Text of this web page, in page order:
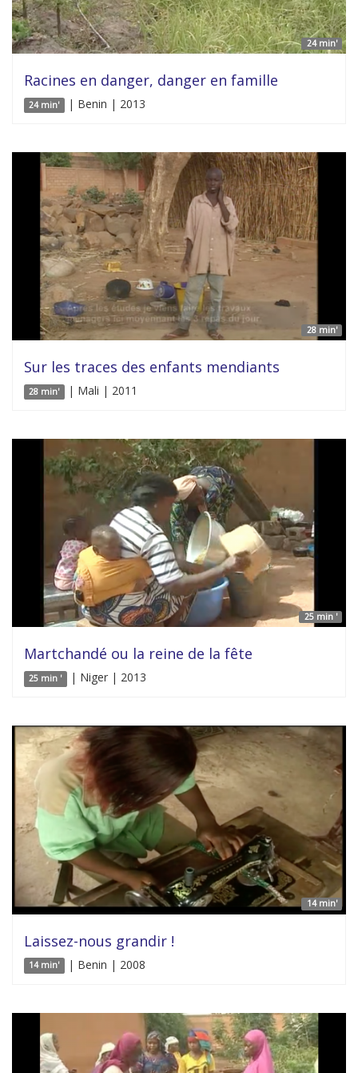
24 min'
Racines en danger, danger en famille
24 min' | Benin | 2013
28 min'
Sur les traces des enfants mendiants
28 min' | Mali | 2011
25 min '
Martchandé ou la reine de la fête
25 min ' | Niger | 2013
14 min'
Laissez-nous grandir !
14 min' | Benin | 2008